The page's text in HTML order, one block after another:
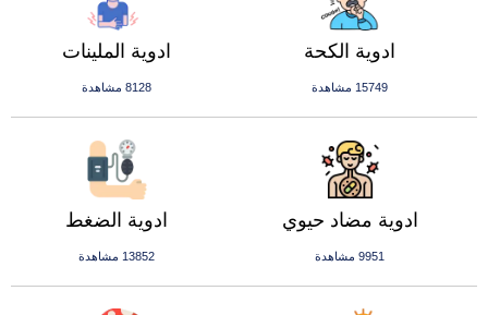
ادوية الملينات
8128 مشاهدة
ادوية الكحة
15749 مشاهدة
ادوية الضغط
13852 مشاهدة
ادوية مضاد حيوي
9951 مشاهدة